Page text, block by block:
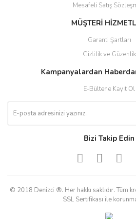
Mesafeli Satış
MÜŞTERİ
Garanti Şartları
Gizlilik ve Güzenlik
Kampanyalardan
E-Bültene Kayıt Ol
Bizi Takip Edin
© 2018 Denizci ®. Her hakkı saklıdır. Tüm
SSL Sertifikası ile